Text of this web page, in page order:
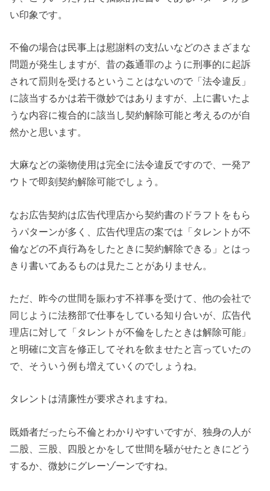
い印象です。
不倫の場合は民事上は慰謝料の支払いなどのさまざまな
問題が発生しますが、昔の姦通罪のように刑事的に起訴
されて罰則を受けるということはないので「法令違反」
に該当するかは若干微妙ではありますが、上に書いたよ
うな内容に複合的に該当し契約解除可能と考えるのが自
然かと思います。
大麻などの薬物使用は完全に法令違反ですので、一発ア
ウトで即刻契約解除可能でしょう。
なお広告契約は広告代理店から契約書のドラフトをもら
うパターンが多く、広告代理店の案では「タレントが不
倫などの不貞行為をしたときに契約解除できる」とはっ
きり書いてあるものは見たことがありません。
ただ、昨今の世間を賑わす不祥事を受けて、他の会社で
同じように法務部で仕事をしている知り合いが、広告代
理店に対して「タレントが不倫をしたときは解除可能」
と明確に文言を修正してそれを飲ませたと言っていたの
で、そういう例も増えていくのでしょうね。
タレントは清廉性が要求されますね。
既婚者だったら不倫とわかりやすいですが、独身の人が
二股、三股、四股とかをして世間を騒がせたときにどう
するか、微妙にグレーゾーンですね。